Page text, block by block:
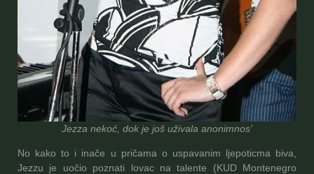
Jezza nekoć, dok je još uživala anonimnos’
No kako to i inače u pričama o uspavanim ljepoticma biva,
Jezzu je uočio poznati lovac na talente (KUD Montenegro